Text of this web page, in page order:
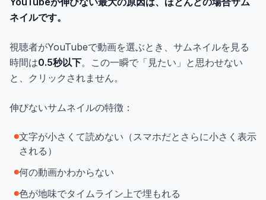
ネイルです。
視聴者がYouTubeで動画を選ぶとき、サムネイルを見る
時間は0.5秒以下。この一瞬で「見たい」と思わせない
と、クリックされません。
伸びないサムネイルの特徴：
文字が小さくて読めない（スマホだとさらに小さく表示
される）
何の動画かわからない
色が地味でタイムライン上で埋もれる